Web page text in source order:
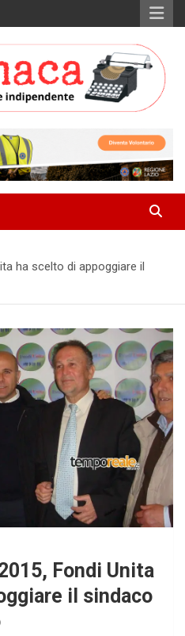
ha scelto di appoggiare il
Fondi Unita
il sindaco